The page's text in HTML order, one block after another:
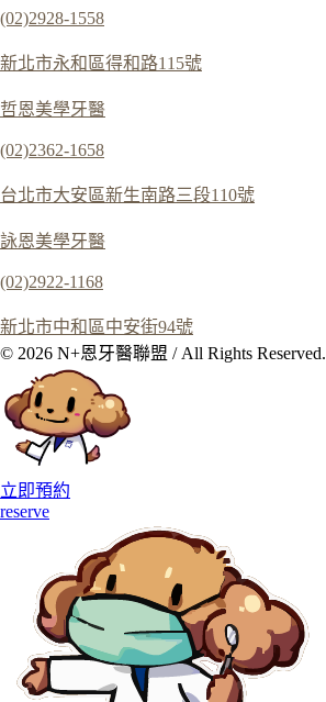
(02)2928-1558
新北市永和區得和路115號
哲恩美學牙醫
(02)2362-1658
台北市大安區新生南路三段110號
詠恩美學牙醫
(02)2922-1168
新北市中和區中安街94號
© 2026 N+恩牙醫聯盟 / All Rights Reserved.
立即預約
reserve